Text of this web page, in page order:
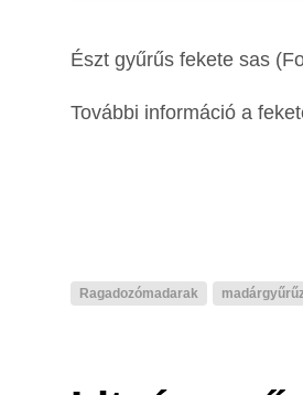
Észt gyűrűs fekete sas
További információ a
Ragadozómadarak